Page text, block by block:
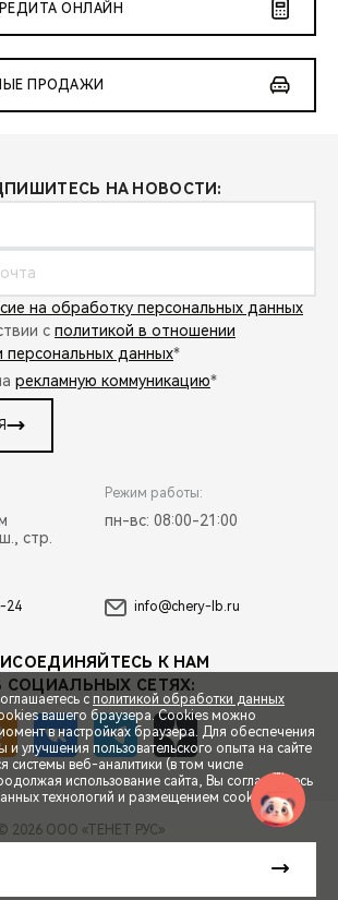
ДРАЙВ
ОНЛАЙН
ПРОДАЖИ
НА НОВОСТИ:
на обработку персональных данных
с политикой в отношении
персональных данных*
рекламную коммуникацию*
стр.
Режим работы:
пн-вс: 08:00-21:00
24 info@chery-lb.ru
К НАМ
СОЦИАЛЬНЫХ СЕТЯХ:
2026 ООО «ТЕНЕТ РУС»
с политикой обработки данных
вашего браузера. Cookies можно
в настройках браузера. Для обеспечения
и улучшения пользовательского опыта на сайте
системы веб-аналитики (в том числе
использование сайта, Вы соглашаетесь
технологий и размещением cookie-